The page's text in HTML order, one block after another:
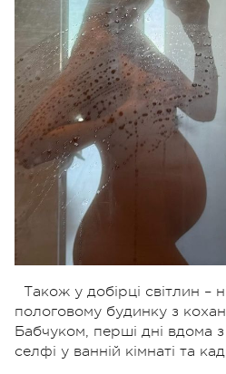
Також у добірці світлин –
пологовому будинку з
Бабчуком, перші дні вдома
селфі у ванній кімнаті та